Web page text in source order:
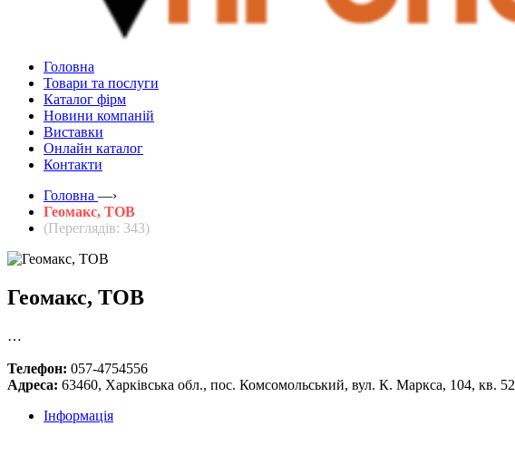
Головна
Товари та послуги
Каталог фірм
Новини компаній
Виставки
Онлайн каталог
Контакти
Головна —›
Геомакс, ТОВ
(Переглядів: 343)
Геомакс, ТОВ
…
Телефон: 057-4754556
Адреса: 63460, Харківська обл., пос. Комсомольський, вул. К. Маркса, 104, кв. 52
Інформація